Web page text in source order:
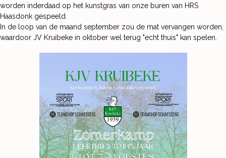
worden inderdaad op het kunstgras van onze buren van HRS
Haasdonk gespeeld.
In de loop van de maand september zou de mat vervangen worden,
waardoor JV Kruibeke in oktober wel terug "echt thuis" kan spelen.